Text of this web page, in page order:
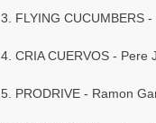
3. FLYING CUCUMBERS
4. CRIA CUERVOS -
5. PRODRIVE - Ramon